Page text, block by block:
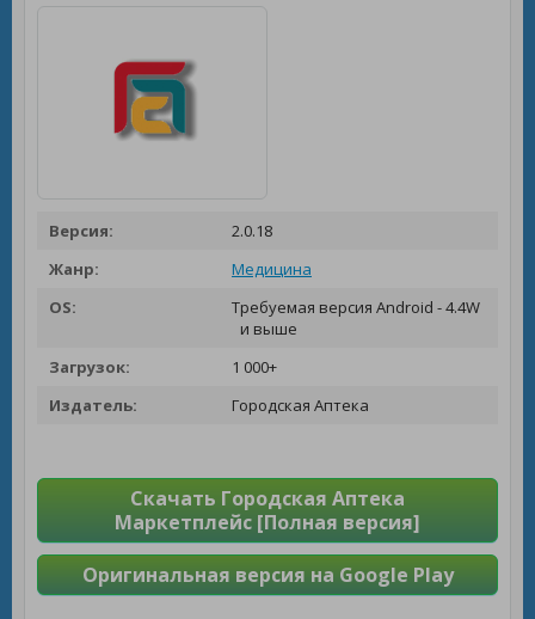
Версия:
2.0.18
Жанр:
Медицина
OS:
Требуемая версия Android - 4.4W
и выше
Загрузок:
1 000+
Издатель:
Городская Аптека
Скачать Городская Аптека
Маркетплейс [Полная версия]
Оригинальная версия на Google Play